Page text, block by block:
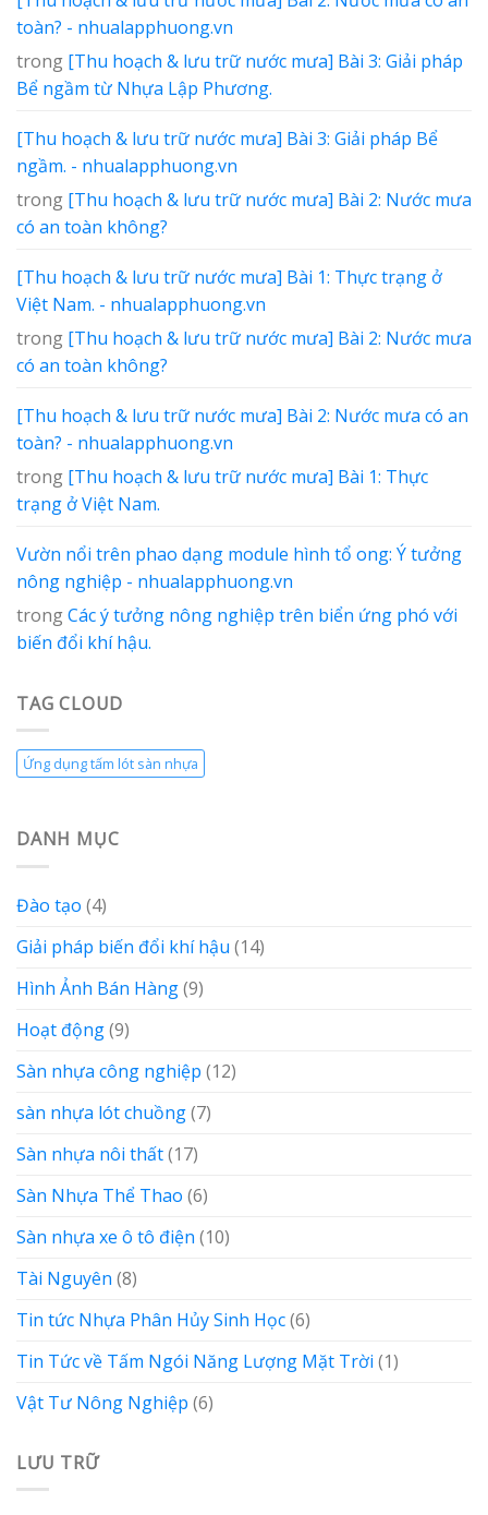
toàn? - nhualapphuong.vn
trong [Thu hoạch & lưu trữ nước mưa] Bài 3: Giải pháp
Bể ngầm từ Nhựa Lập Phương.
[Thu hoạch & lưu trữ nước mưa] Bài 3: Giải pháp Bể
ngầm. - nhualapphuong.vn
trong [Thu hoạch & lưu trữ nước mưa] Bài 2: Nước mưa
có an toàn không?
[Thu hoạch & lưu trữ nước mưa] Bài 1: Thực trạng ở
Việt Nam. - nhualapphuong.vn
trong [Thu hoạch & lưu trữ nước mưa] Bài 2: Nước mưa
có an toàn không?
[Thu hoạch & lưu trữ nước mưa] Bài 2: Nước mưa có an
toàn? - nhualapphuong.vn
trong [Thu hoạch & lưu trữ nước mưa] Bài 1: Thực
trạng ở Việt Nam.
Vườn nổi trên phao dạng module hình tổ ong: Ý tưởng
nông nghiệp - nhualapphuong.vn
trongCác ý tưởng nông nghiệp trên biển ứng phó với
biến đổi khí hậu.
TAG CLOUD
Ứng dụng tấm lót sàn nhựa
DANH MỤC
Đào tạo (4)
Giải pháp biến đổi khí hậu (14)
Hình Ảnh Bán Hàng(9)
Hoạt động(9)
Sàn nhựa công nghiệp (12)
sàn nhựa lót chuồng(7)
Sàn nhựa nôi thất(17)
Sàn Nhựa Thể Thao (6)
Sàn nhựa xe ô tô điện (10)
Tài Nguyên (8)
Tin tức Nhựa Phân Hủy Sinh Học(6)
Tin Tức về Tấm Ngói Năng Lượng Mặt Trời (1)
Vật Tư Nông Nghiệp (6)
LƯU TRỮ